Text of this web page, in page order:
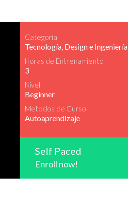
Categorìa
Tecnología, Design e Ingeniería
Horas de Entrenamiento
3
Nivel
Beginner
Metodos de Curso
Autoaprendizaje
Self Paced
Enroll now!